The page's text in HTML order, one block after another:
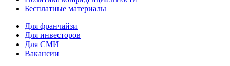
Бесплатные материалы
Для франчайзи
Для инвесторов
Для СМИ
Вакансии